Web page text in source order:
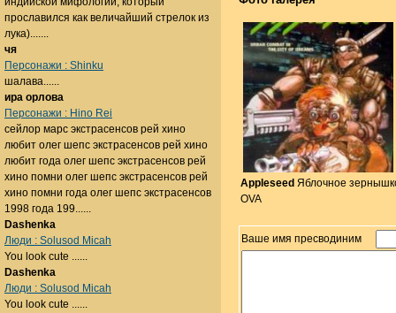
Appleseed Яблочное
OVA
Ваше имя пресводиним
прославился как величайший стрелок из
лука).......
чя
Персонажи : Shinku
шалава......
ира орлова
Персонажи : Hino Rei
сейлор марс экстрасенсов рей хино
любит олег шепс экстрасенсов рей хино
любит года олег шепс экстрасенсов рей
хино помни олег шепс экстрасенсов рей
хино помни года олег шепс экстрасенсов
1998 года 199......
Dashenka
Люди : Solusod Micah
You look cute ......
Dashenka
Люди : Solusod Micah
You look cute ......